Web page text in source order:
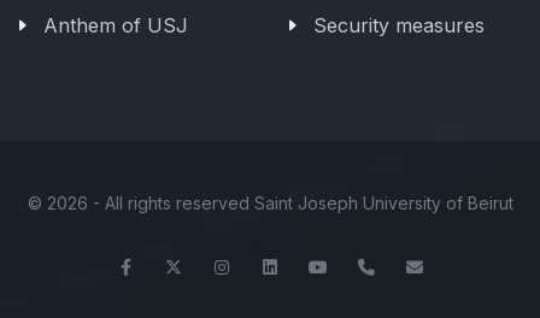
Anthem of USJ
Security measures
© 2026 - All rights reserved Saint Joseph University of Beirut
FacebookTwitter InstagramLinkedInYouTube+961-1-421000